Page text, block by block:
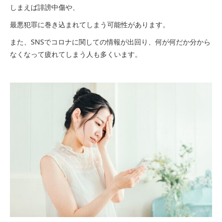
しまえば誹謗中傷や、
最悪犯罪に巻き込まれてしまう可能性があります。
また、SNSでコロナに関しての情報が出回り、何が何だか分から
なくなって疲れてしまう人も多くいます。